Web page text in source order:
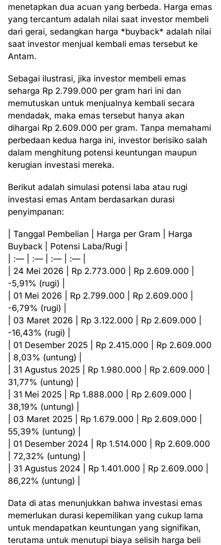
menetapkan dua acuan yang berbeda. Harga emas
yang tercantum adalah nilai saat investor membeli
dari gerai, sedangkan harga *buyback* adalah nilai
saat investor menjual kembali emas tersebut ke
Antam.
Sebagai ilustrasi, jika investor membeli emas
seharga Rp 2.799.000 per gram hari ini dan
memutuskan untuk menjualnya kembali secara
mendadak, maka emas tersebut hanya akan
dihargai Rp 2.609.000 per gram. Tanpa memahami
perbedaan kedua harga ini, investor berisiko salah
dalam menghitung potensi keuntungan maupun
kerugian investasi mereka.
Berikut adalah simulasi potensi laba atau rugi
investasi emas Antam berdasarkan durasi
penyimpanan:
| Tanggal Pembelian | Harga per Gram | Harga
Buyback | Potensi Laba/Rugi |
| :— | :— | :— | :— |
| 24 Mei 2026 | Rp 2.773.000 | Rp 2.609.000 |
-5,91% (rugi) |
| 01 Mei 2026 | Rp 2.799.000 | Rp 2.609.000 |
-6,79% (rugi) |
| 03 Maret 2026 | Rp 3.122.000 | Rp 2.609.000 |
-16,43% (rugi) |
| 01 Desember 2025 | Rp 2.415.000 | Rp 2.609.000
| 8,03% (untung) |
| 31 Agustus 2025 | Rp 1.980.000 | Rp 2.609.000 |
31,77% (untung) |
| 31 Mei 2025 | Rp 1.888.000 | Rp 2.609.000 |
38,19% (untung) |
| 03 Maret 2025 | Rp 1.679.000 | Rp 2.609.000 |
55,39% (untung) |
| 01 Desember 2024 | Rp 1.514.000 | Rp 2.609.000
| 72,32% (untung) |
| 31 Agustus 2024 | Rp 1.401.000 | Rp 2.609.000 |
86,22% (untung) |
Data di atas menunjukkan bahwa investasi emas
memerlukan durasi kepemilikan yang cukup lama
untuk mendapatkan keuntungan yang signifikan,
terutama untuk menutupi biaya selisih harga beli